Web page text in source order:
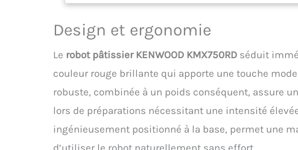
pâtisserie en 3
Design et ergonomie
Le robot pâtissier KENWOOD KMX750RD séduit
couleur rouge brillante qui apporte une touche
robuste, combinée à un poids conséquent, assure
lors de préparations nécessitant une intensité
ingénieusement positionné à la base, permet une